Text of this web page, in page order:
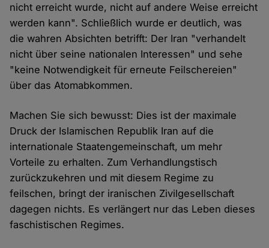
nicht erreicht wurde, nicht auf andere Weise erreicht
werden kann". Schließlich wurde er deutlich, was
die wahren Absichten betrifft: Der Iran "verhandelt
nicht über seine nationalen Interessen" und sehe
"keine Notwendigkeit für erneute Feilschereien"
über das Atomabkommen.
Machen Sie sich bewusst: Dies ist der maximale
Druck der Islamischen Republik Iran auf die
internationale Staatengemeinschaft, um mehr
Vorteile zu erhalten. Zum Verhandlungstisch
zurückzukehren und mit diesem Regime zu
feilschen, bringt der iranischen Zivilgesellschaft
dagegen nichts. Es verlängert nur das Leben dieses
faschistischen Regimes.